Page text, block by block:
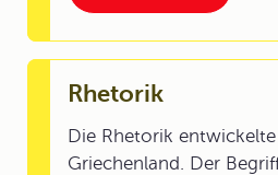
Rhetorik
Die Rhetorik
Griechenland. Der